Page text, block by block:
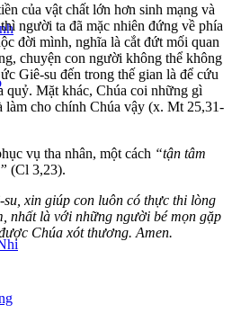
của vật chất lớn hơn sinh mạng và
người ta đã mặc nhiên đứng về phía
đời mình, nghĩa là cắt đứt mối quan
chuyện con người không thể không
Giê-su đến trong thế gian là để cứu
quỷ. Mặt khác, Chúa coi những gì
làm cho chính Chúa vậy (x. Mt 25,31-
vụ tha nhân, một cách “tận tâm
” (Cl 3,23).
-su, xin giúp con luôn có thực thi lòng
nhất là với những người bémọn gặp
c Chúa xót thương. Amen.